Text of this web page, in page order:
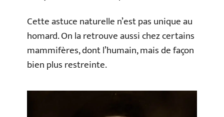
Cette astuce naturelle n’est pas unique au
homard. On la retrouve aussi chez certains
mammifères, dont l’humain, mais de façon
bien plus restreinte.